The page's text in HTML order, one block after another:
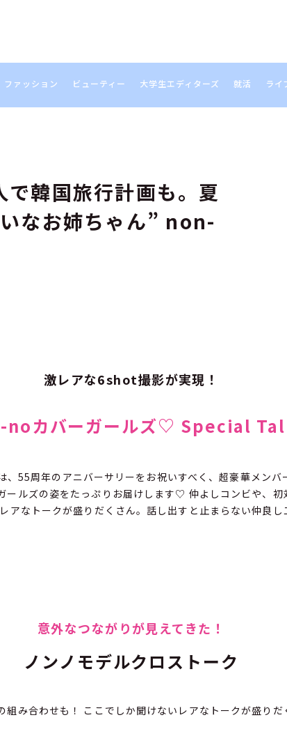
ファッション ビューティー 大学生エディターズ 就活 ライ
韓国旅行計画も。夏
なお姉ちゃん” non-
激レアな6shot撮影が実現！
noカバーガールズ♡ Special
55周年のアニバーサリーをお祝いすべく、超豪華メンバ
ールズの姿をたっぷりお届けします♡ 仲よしコンビや、初
アなトークが盛りだくさん。話し出すと止まらない仲良
意外なつながりが見えてきた！
ノンノモデルクロストーク
組み合わせも！ ここでしか聞けないレアなトークが盛りだ